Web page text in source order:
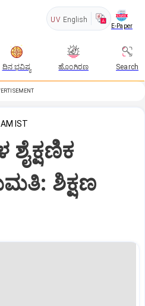
UV English
E-Paper
ದಿನ ಭವಿಷ್ಯ ಹೊಂಗಿರಣ Search
IST
ಶಿಕ್ಷಣ